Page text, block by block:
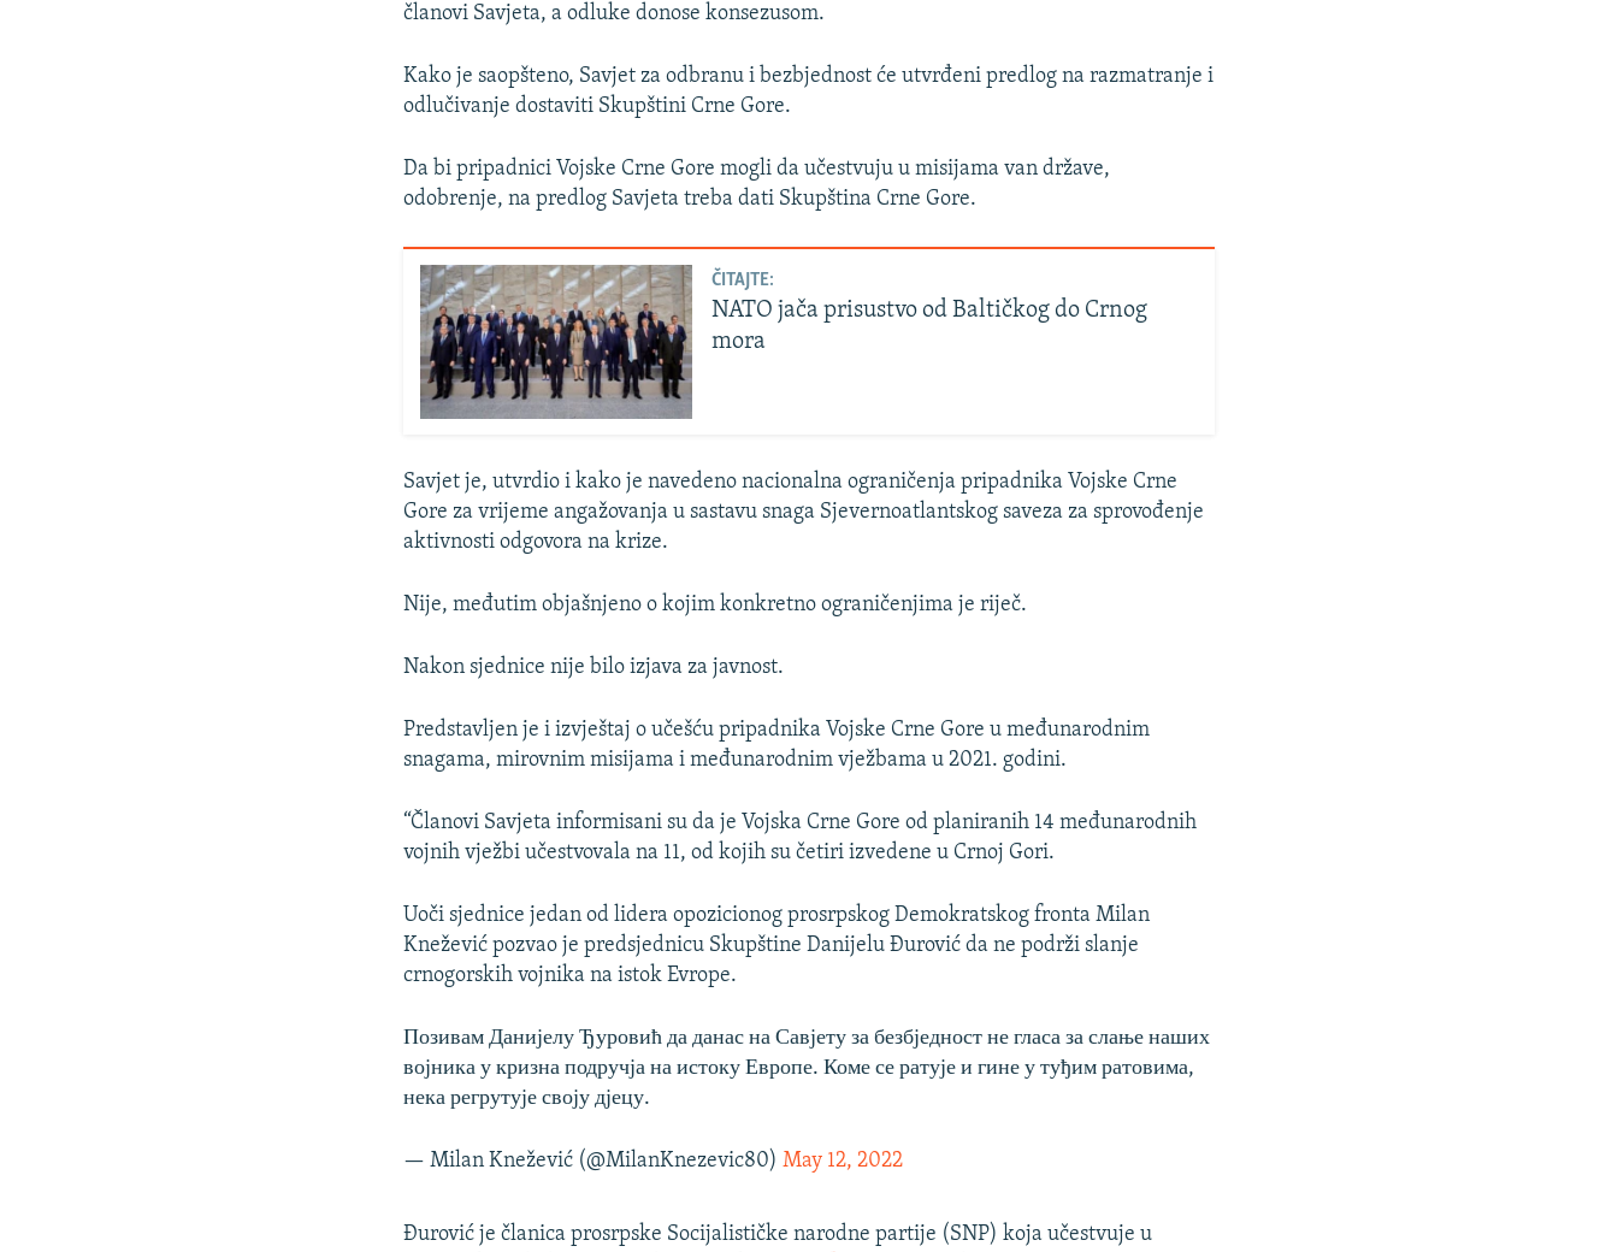
članovi Savjeta, a odluke donose konsezusom.
Kako je saopšteno, Savjet za odbranu i bezbjednost će utvrđeni predlog na razmatranje i
odlučivanje dostaviti Skupštini Crne Gore.
Da bi pripadnici Vojske Crne Gore mogli da učestvuju u misijama van države,
odobrenje, na predlog Savjeta treba dati Skupština Crne Gore.
ČITAJTE:
NATO jača prisustvo od Baltičkog do Crnog
mora
Savjet je, utvrdio i kako je navedeno nacionalna ograničenja pripadnika Vojske Crne
Gore za vrijeme angažovanja u sastavu snaga Sjevernoatlantskog saveza za sprovođenje
aktivnosti odgovora na krize.
Nije, međutim objašnjeno o kojim konkretno ograničenjima je riječ.
Nakon sjednice nije bilo izjava za javnost.
Predstavljen je i izvještaj o učešću pripadnika Vojske Crne Gore u međunarodnim
snagama, mirovnim misijama i međunarodnim vježbama u 2021. godini.
“Članovi Savjeta informisani su da je Vojska Crne Gore od planiranih 14 međunarodnih
vojnih vježbi učestvovala na 11, od kojih su četiri izvedene u Crnoj Gori.
Uoči sjednice jedan od lidera opozicionog prosrpskog Demokratskog fronta Milan
Knežević pozvao je predsjednicu Skupštine Danijelu Đurović da ne podrži slanje
crnogorskih vojnika na istok Evrope.
Позивам Данијелу Ђуровић да данас на Савјету за безбједност не гласа за слање наших
војника у кризна подручја на истоку Европе. Коме се ратује и гине у туђим ратовима,
нека регрутује своју дјецу.
— Milan Knežević (@MilanKnezevic80)May 12, 2022
Đurović je članica prosrpske Socijalističke narodne partije (SNP) koja učestvuje u